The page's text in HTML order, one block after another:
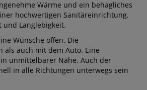
Wärme und ein behagliches
hochwertigen Sanitäreinrichtung.
und Langlebigkeit.
Wünsche offen. Die
als auch mit dem Auto. Eine
unmittelbarer Nähe. Auch der
in alle Richtungen unterwegs sein